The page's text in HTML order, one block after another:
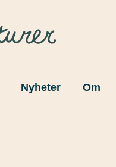
Nyheter Om